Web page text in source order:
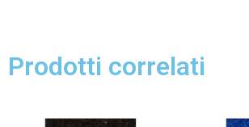
Prodotti correlati